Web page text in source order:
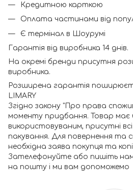
Кредитною карткою
Оплата частинами від
Є термінал в Шоурумі
Гарантія від виробника 14 днів.
На окремі бренди присутня
виробника.
Розширена гарантія
LIMARY
Згідно закону "Про права
моменту придбання. Товар має
використовуваним, присутні
пакування. Для повернення та
необхідна заява покупця та
Зателефонуйте або пишіть
на пошту і ми вам допоможемо